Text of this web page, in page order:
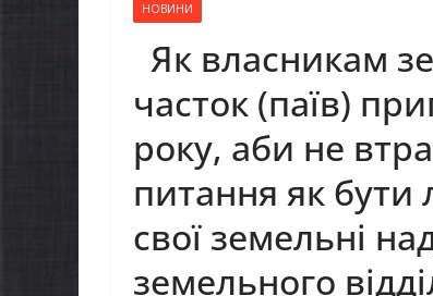
НОВИНИ
Як власникам
часток (паїв)
року, аби не
питання як
свої земельні
земельного